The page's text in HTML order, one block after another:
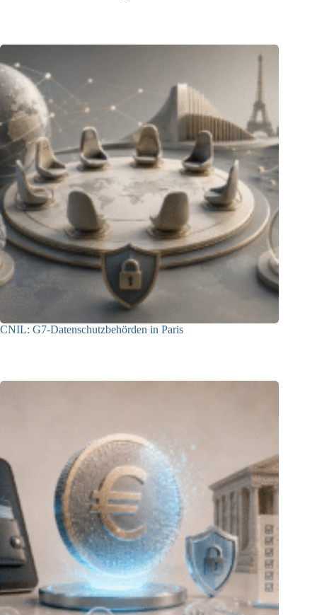
CNIL: G7-Datenschutzbehörden in Paris